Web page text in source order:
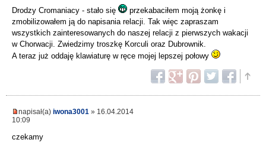
Drodzy Cromaniacy - stało się
przekabaciłem moją żonkę i
zmobilizowałem ją do napisania relacji. Tak więc zapraszam
wszystkich zainteresowanych do naszej relacji z pierwszych wakacji
w Chorwacji. Zwiedzimy troszkę Korculi oraz Dubrownik.
A teraz już oddaję klawiaturę w ręce mojej lepszej połowy
napisał(a) iwona3001 » 16.04.2014
10:09
czekamy